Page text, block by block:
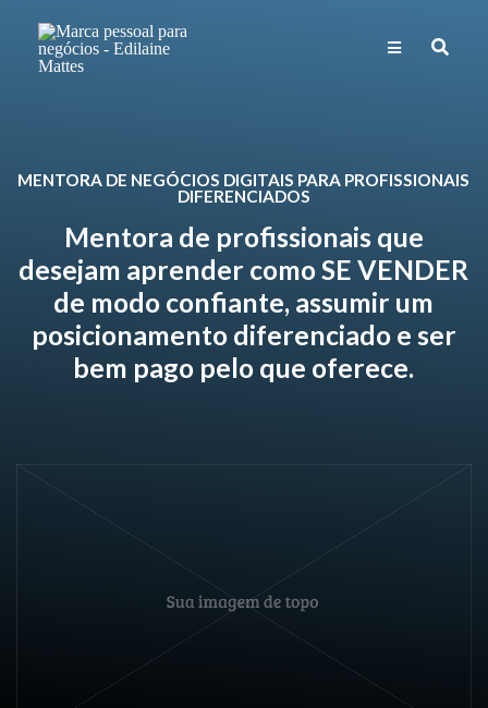
MENTORA DE NEGÓCIOS DIGITAIS PARA PROFISSIONAIS
DIFERENCIADOS
Mentora de profissionais que
desejam aprender como SE VENDER
de modo confiante, assumir um
posicionamento diferenciado e ser
bem pago pelo que oferece.